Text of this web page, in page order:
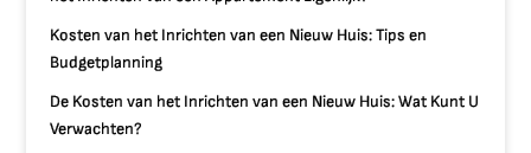
Kosten van het Inrichten van een Nieuw Huis: Tips en
Budgetplanning
De Kosten van het Inrichten van een Nieuw Huis: Wat Kunt U
Verwachten?